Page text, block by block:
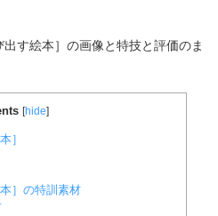
出す絵本］の画像と特技と評価のま
[hide]
］
］の特訓素材